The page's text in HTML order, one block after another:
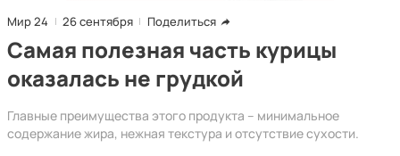
Мир 24 26 сентября Поделиться
Самая полезная часть курицы
оказалась не грудкой
Главные преимущества этого продукта – минимальное
содержание жира, нежная текстура и отсутствие сухости.